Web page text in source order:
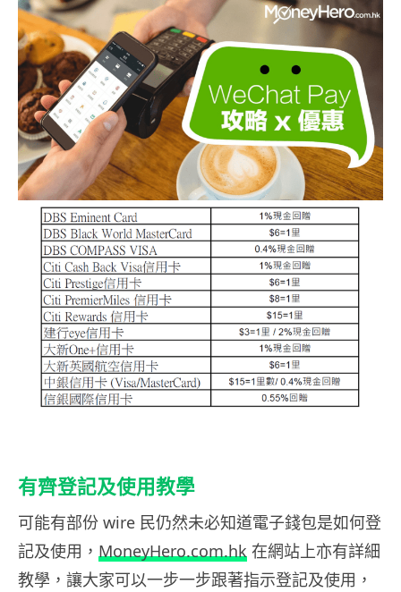
有齊登記及使用教學
可能有部份 wire 民仍然未必知道電子錢包是如何登
記及使用， MoneyHero.com.hk 在網站上亦有詳細
教學，讓大家可以一步一步跟著指示登記及使用，